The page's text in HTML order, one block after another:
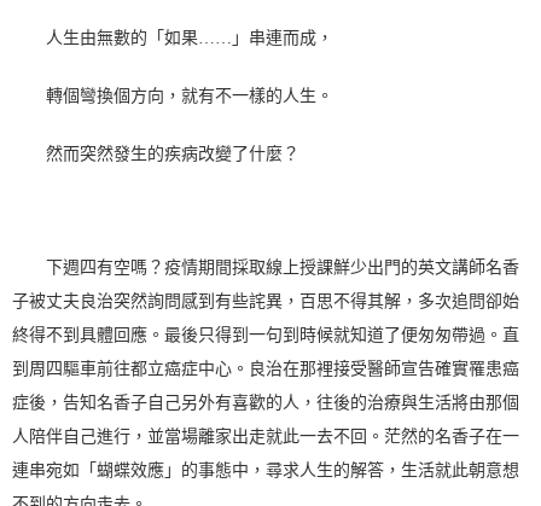
人生由無數的「如果……」串連而成，
轉個彎換個方向，就有不一樣的人生。
然而突然發生的疾病改變了什麼？
下週四有空嗎？疫情期間採取線上授課鮮少出門的英文講師名香
子被丈夫良治突然詢問感到有些詫異，百思不得其解，多次追問卻始
終得不到具體回應。最後只得到一句到時候就知道了便匆匆帶過。直
到周四驅車前往都立癌症中心。良治在那裡接受醫師宣告確實罹患癌
症後，告知名香子自己另外有喜歡的人，往後的治療與生活將由那個
人陪伴自己進行，並當場離家出走就此一去不回。茫然的名香子在一
連串宛如「蝴蝶效應」的事態中，尋求人生的解答，生活就此朝意想